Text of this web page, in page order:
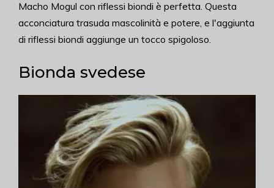
Macho Mogul con riflessi biondi è perfetta. Questa
acconciatura trasuda mascolinità e potere, e l'aggiunta
di riflessi biondi aggiunge un tocco spigoloso.
Bionda svedese